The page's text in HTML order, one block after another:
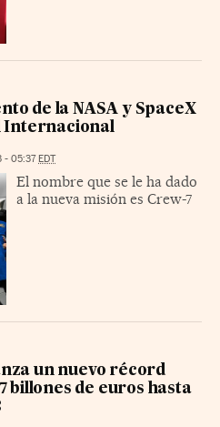
de la NASA y SpaceX
Internacional
- 05:37 EDT
El nombre que se le ha dado
a la nueva misión es Crew-7
un nuevo récord
billones de euros hasta